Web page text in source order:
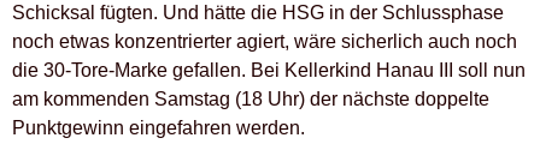
Schicksal fügten. Und hätte die HSG in der Schlussphase
noch etwas konzentrierter agiert, wäre sicherlich auch noch
die 30-Tore-Marke gefallen. Bei Kellerkind Hanau III soll nun
am kommenden Samstag (18 Uhr) der nächste doppelte
Punktgewinn eingefahren werden.